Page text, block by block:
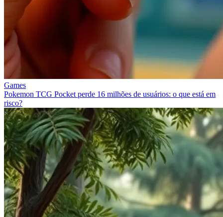
Games
Pokemon TCG Pocket perde 16 milhões de usuários: o que está em
risco?